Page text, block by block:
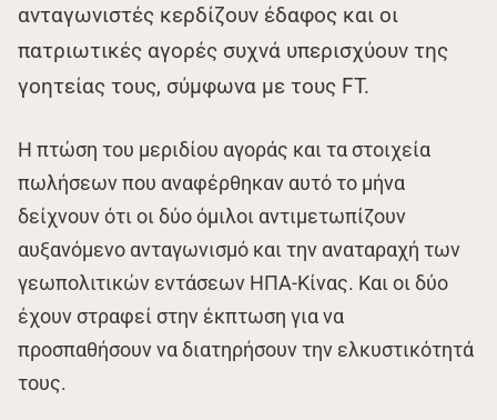
ανταγωνιστές κερδίζουν έδαφος και οι
πατριωτικές αγορές συχνά υπερισχύουν της
γοητείας τους, σύμφωνα με τους FT.
Η πτώση του μεριδίου αγοράς και τα στοιχεία
πωλήσεων που αναφέρθηκαν αυτό το μήνα
δείχνουν ότι οι δύο όμιλοι αντιμετωπίζουν
αυξανόμενο ανταγωνισμό και την αναταραχή των
γεωπολιτικών εντάσεων ΗΠΑ-Κίνας. Και οι δύο
έχουν στραφεί στην έκπτωση για να
προσπαθήσουν να διατηρήσουν την ελκυστικότητά
τους.